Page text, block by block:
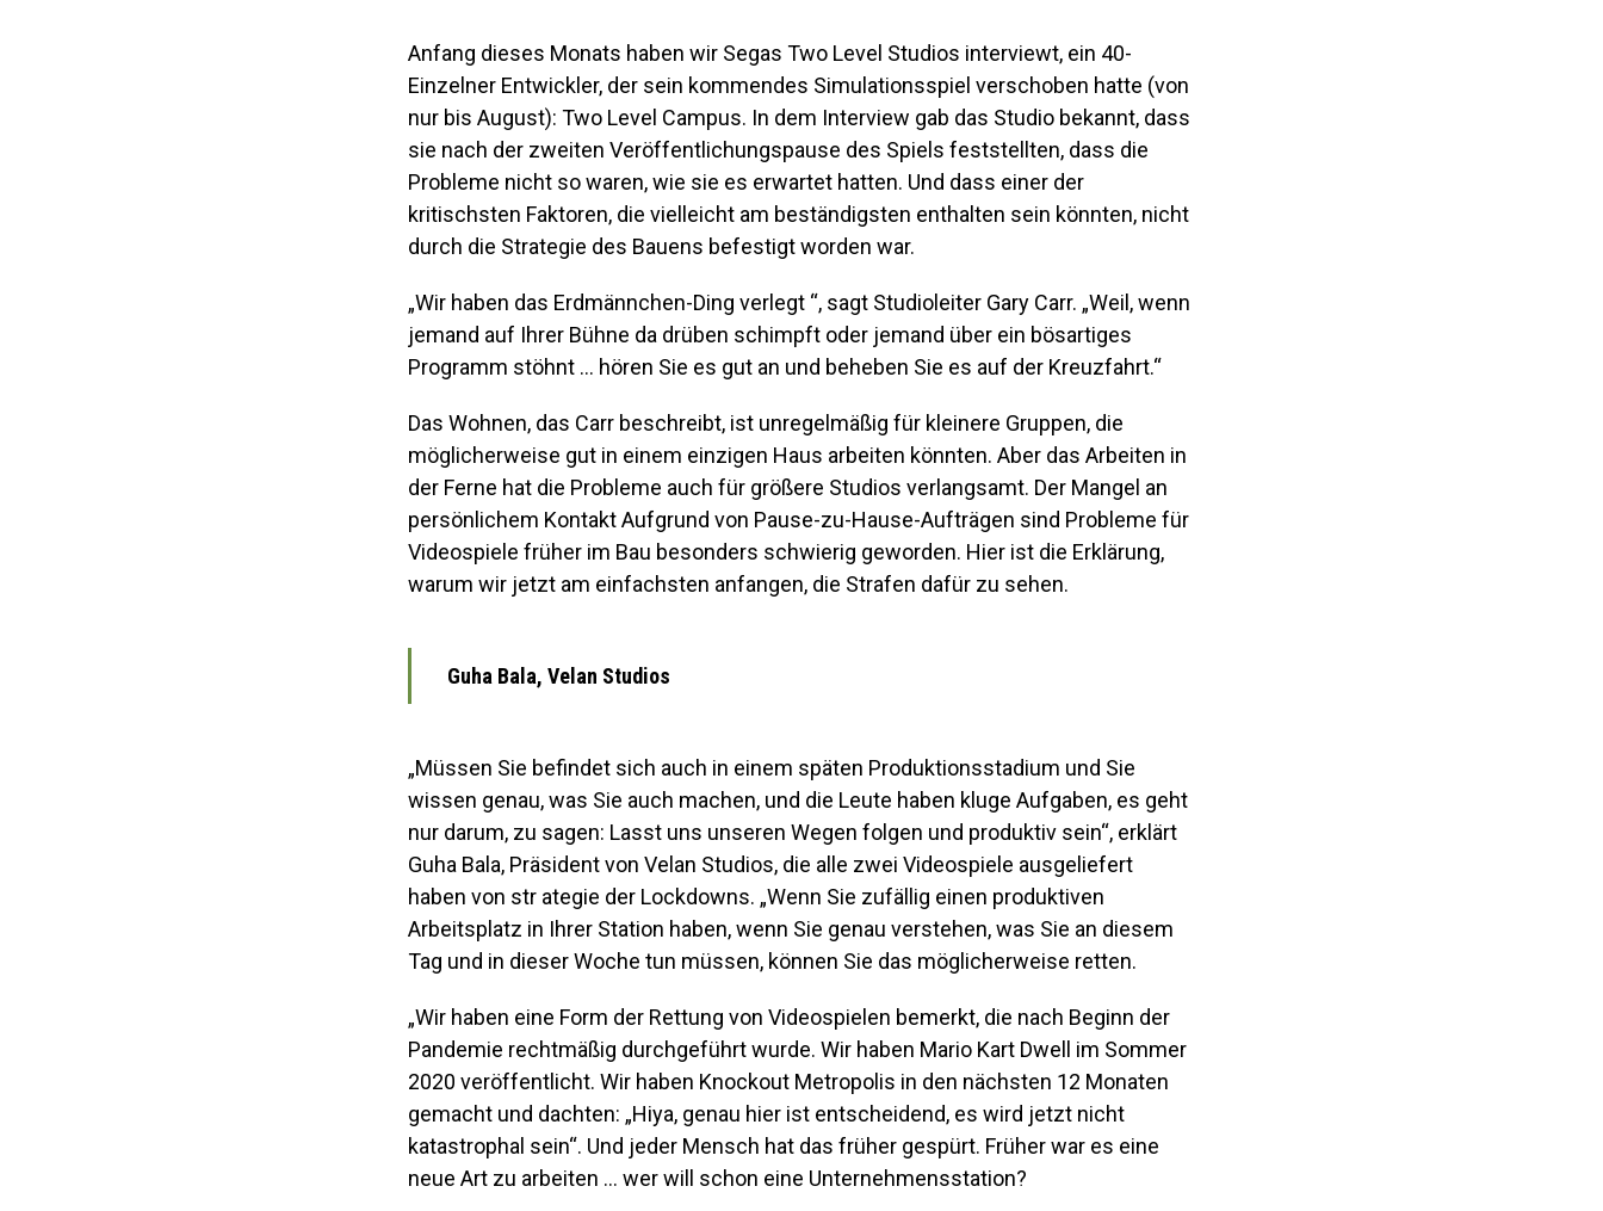
Anfang dieses Monats haben wir Segas Two Level Studios interviewt, ein 40-
Einzelner Entwickler, der sein kommendes Simulationsspiel verschoben hatte (von
nur bis August): Two Level Campus. In dem Interview gab das Studio bekannt, dass
sie nach der zweiten Veröffentlichungspause des Spiels feststellten, dass die
Probleme nicht so waren, wie sie es erwartet hatten. Und dass einer der
kritischsten Faktoren, die vielleicht am beständigsten enthalten sein könnten, nicht
durch die Strategie des Bauens befestigt worden war.
„Wir haben das Erdmännchen-Ding verlegt “, sagt Studioleiter Gary Carr. „Weil, wenn
jemand auf Ihrer Bühne da drüben schimpft oder jemand über ein bösartiges
Programm stöhnt … hören Sie es gut an und beheben Sie es auf der Kreuzfahrt.“
Das Wohnen, das Carr beschreibt, ist unregelmäßig für kleinere Gruppen, die
möglicherweise gut in einem einzigen Haus arbeiten könnten. Aber das Arbeiten in
der Ferne hat die Probleme auch für größere Studios verlangsamt. Der Mangel an
persönlichem Kontakt Aufgrund von Pause-zu-Hause-Aufträgen sind Probleme für
Videospiele früher im Bau besonders schwierig geworden. Hier ist die Erklärung,
warum wir jetzt am einfachsten anfangen, die Strafen dafür zu sehen.
Guha Bala, Velan Studios
„Müssen Sie befindet sich auch in einem späten Produktionsstadium und Sie
wissen genau, was Sie auch machen, und die Leute haben kluge Aufgaben, es geht
nur darum, zu sagen: Lasst uns unseren Wegen folgen und produktiv sein“, erklärt
Guha Bala, Präsident von Velan Studios, die alle zwei Videospiele ausgeliefert
haben von str ategie der Lockdowns. „Wenn Sie zufällig einen produktiven
Arbeitsplatz in Ihrer Station haben, wenn Sie genau verstehen, was Sie an diesem
Tag und in dieser Woche tun müssen, können Sie das möglicherweise retten.
„Wir haben eine Form der Rettung von Videospielen bemerkt, die nach Beginn der
Pandemie rechtmäßig durchgeführt wurde. Wir haben Mario Kart Dwell im Sommer
2020 veröffentlicht. Wir haben Knockout Metropolis in den nächsten 12 Monaten
gemacht und dachten: „Hiya, genau hier ist entscheidend, es wird jetzt nicht
katastrophal sein“. Und jeder Mensch hat das früher gespürt. Früher war es eine
neue Art zu arbeiten … wer will schon eine Unternehmensstation?